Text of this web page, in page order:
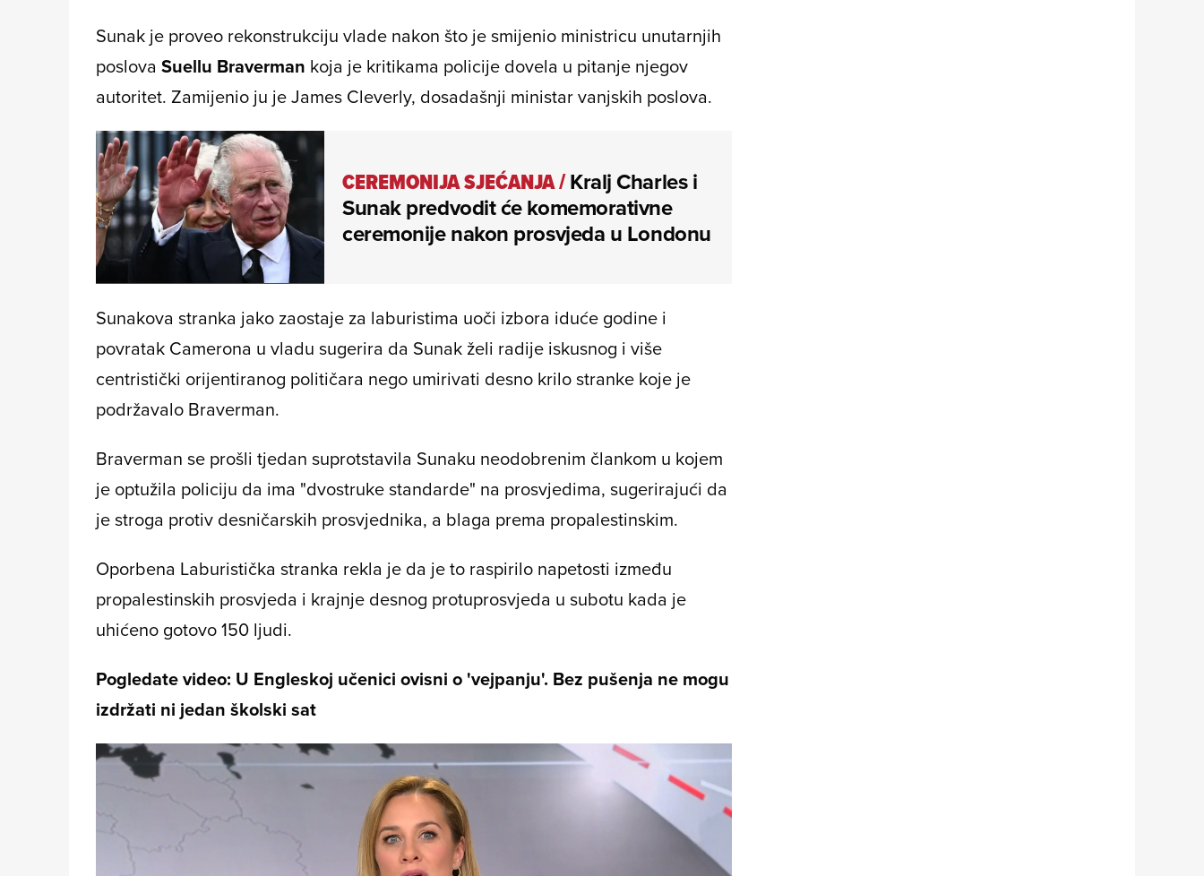
Sunak je proveo rekonstrukciju vlade nakon što je smijenio ministricu unutarnjih
poslova Suellu Braverman koja je kritikama policije dovela u pitanje njegov
autoritet. Zamijenio ju je James Cleverly, dosadašnji ministar vanjskih poslova.
CEREMONIJA SJEĆANJA/Kralj Charles i
Sunak predvodit će komemorativne
ceremonije nakon prosvjeda u Londonu
Sunakova stranka jako zaostaje za laburistima uoči izbora iduće godine i
povratak Camerona u vladu sugerira da Sunak želi radije iskusnog i više
centristički orijentiranog političara nego umirivati desno krilo stranke koje je
podržavalo Braverman.
Braverman se prošli tjedan suprotstavila Sunaku neodobrenim člankom u kojem
je optužila policiju da ima "dvostruke standarde" na prosvjedima, sugerirajući da
je stroga protiv desničarskih prosvjednika, a blaga prema propalestinskim.
Oporbena Laburistička stranka rekla je da je to raspirilo napetosti između
propalestinskih prosvjeda i krajnje desnog protuprosvjeda u subotu kada je
uhićeno gotovo 150 ljudi.
Pogledate video: U Engleskoj učenici ovisni o 'vejpanju'. Bez pušenja ne mogu
izdržati ni jedan školski sat